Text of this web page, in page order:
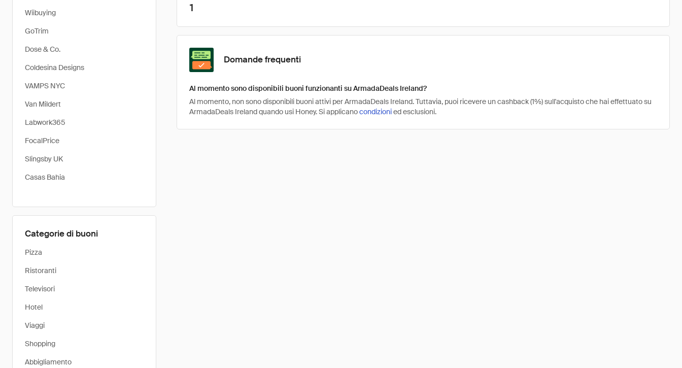
Wiibuying
GoTrim
Dose & Co.
Coldesina Designs
VAMPS NYC
Van Mildert
Labwork365
FocalPrice
Slingsby UK
Casas Bahia
Categorie di buoni
Pizza
Ristoranti
Televisori
Hotel
Viaggi
Shopping
Abbigliamento
1
Domande frequenti
Al momento sono disponibili buoni funzionanti su ArmadaDeals Ireland?
Al momento, non sono disponibili buoni attivi per ArmadaDeals Ireland. Tuttavia, puoi ricevere un cashback (1%) sull'acquisto che hai effettuato su
ArmadaDeals Ireland quando usi Honey. Si applicanocondizionied esclusioni.